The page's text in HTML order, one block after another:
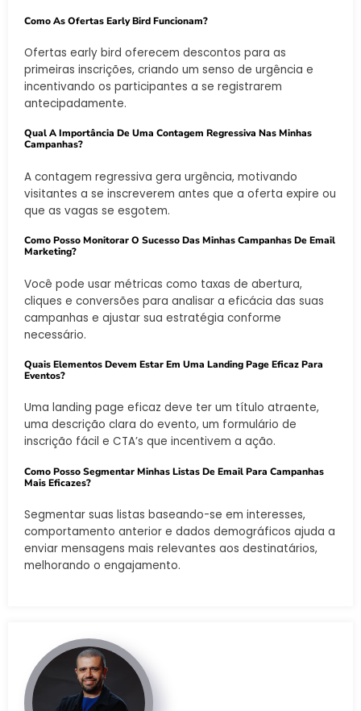
Como As Ofertas Early Bird Funcionam?
Ofertas early bird oferecem descontos para as
primeiras inscrições, criando um senso de urgência e
incentivando os participantes a se registrarem
antecipadamente.
Qual A Importância De Uma Contagem Regressiva Nas Minhas
Campanhas?
A contagem regressiva gera urgência, motivando
visitantes a se inscreverem antes que a oferta expire ou
que as vagas se esgotem.
Como Posso Monitorar O Sucesso Das Minhas Campanhas De Email
Marketing?
Você pode usar métricas como taxas de abertura,
cliques e conversões para analisar a eficácia das suas
campanhas e ajustar sua estratégia conforme
necessário.
Quais Elementos Devem Estar Em Uma Landing Page Eficaz Para
Eventos?
Uma landing page eficaz deve ter um título atraente,
uma descrição clara do evento, um formulário de
inscrição fácil e CTA’s que incentivem a ação.
Como Posso Segmentar Minhas Listas De Email Para Campanhas
Mais Eficazes?
Segmentar suas listas baseando-se em interesses,
comportamento anterior e dados demográficos ajuda a
enviar mensagens mais relevantes aos destinatários,
melhorando o engajamento.